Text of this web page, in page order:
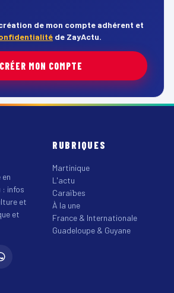
de mon compte adhérent et
de ZayActu.
CRÉER MON COMPTE
: infos
et
et
RUBRIQUES
Martinique
L'actu
Caraïbes
À la une
France & Internationale
Guadeloupe & Guyane